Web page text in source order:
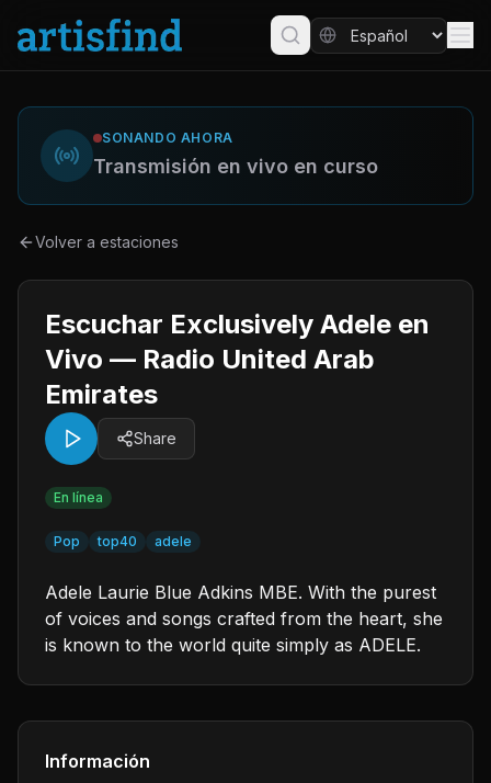
SONANDO AHORA
Transmisión en vivo en curso
Volver a estaciones
Escuchar Exclusively Adele en
Vivo — Radio United Arab
Emirates
Share
En línea
Pop top40 adele
Adele Laurie Blue Adkins MBE. With the purest
of voices and songs crafted from the heart, she
is known to the world quite simply as ADELE.
Información